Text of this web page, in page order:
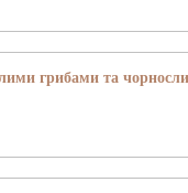
грибами та